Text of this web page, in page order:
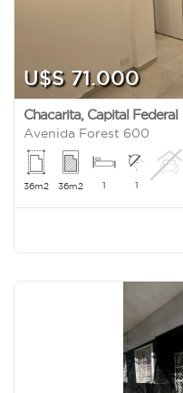
U$S 71.000
Chacarita, Capital Federal
Avenida Forest 600
36m2 36m2 1 1